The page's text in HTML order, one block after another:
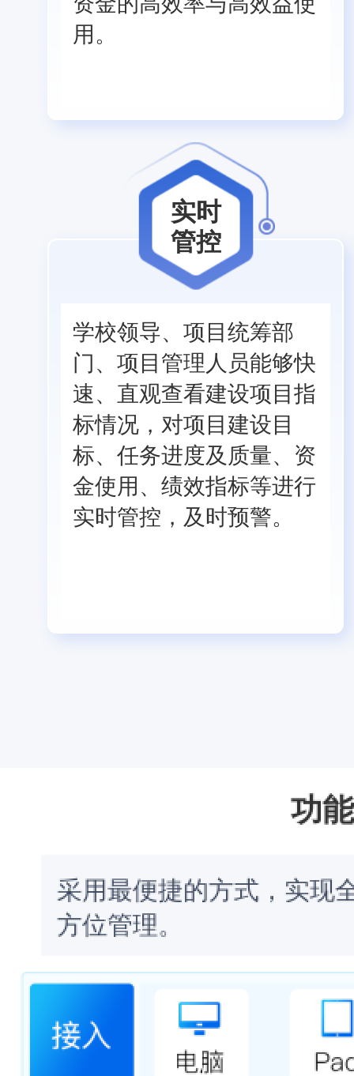
用。
实时
管控
学校领导、项目统筹部
门、项目管理人员能够快
速、直观查看建设项目指
标情况，对项目建设目
标、任务进度及质量、资
金使用、绩效指标等进行
实时管控，及时预警。
功
采用最便捷的方式，实现
方位管理。